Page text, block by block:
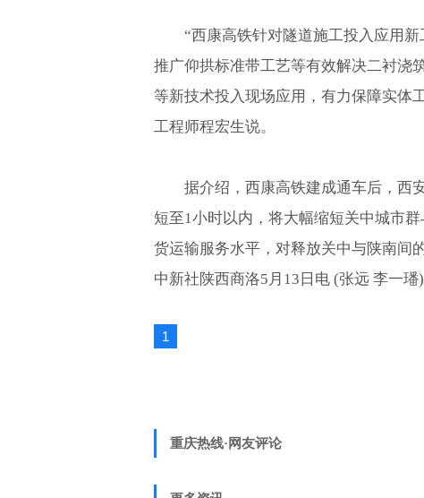
“西康高铁针对隧道施工投入应用
推广仰拱标准带工艺等有效解决二衬浇
等新技术投入现场应用，有力保障实体
工程师程宏生说。
据介绍，西康高铁建成通车后，西
短至1小时以内，将大幅缩短关中城市
货运输服务水平，对释放关中与陕南间
中新社陕西商洛5月13日电 (张远 李一璠)
1
重庆热线·网友评论